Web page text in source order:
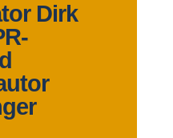
Dirk